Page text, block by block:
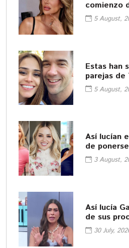
comienzo
5 August,
Estas han
parejas de
5 August,
Así lucían
de
3 August,
Así lucía
de sus
30 July,